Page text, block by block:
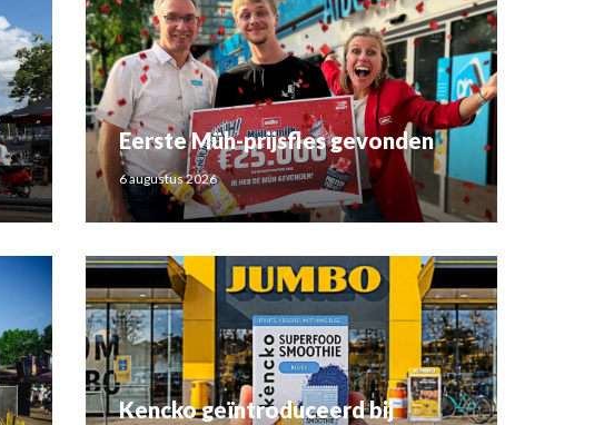
Eerste Müh-prijsfles gevonden
6 augustus 2026
Kencko geïntroduceerd bij